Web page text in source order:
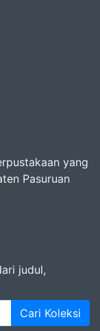
yang
Pasuruan
judul,
Cari Koleksi